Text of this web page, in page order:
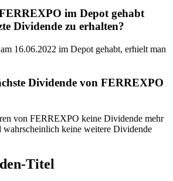
im Depot gehabt
Dividende zu erhalten?
16.06.2022 im Depot gehabt, erhielt man
Dividende von FERREXPO
von FERREXPO keine Dividende mehr
wahrscheinlich keine weitere Dividende
Titel